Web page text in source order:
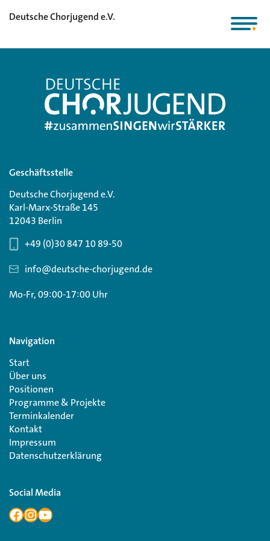
Deutsche Chorjugend e.V.
Geschäftsstelle
Deutsche Chorjugend e.V.
Karl-Marx-Straße 145
12043 Berlin
+49 (0)30 847 10 89-50
info@deutsche-chorjugend.de
Mo-Fr, 09:00-17:00 Uhr
Navigation
Start
Über uns
Positionen
Programme & Projekte
Terminkalender
Kontakt
Impressum
Datenschutzerklärung
Social Media